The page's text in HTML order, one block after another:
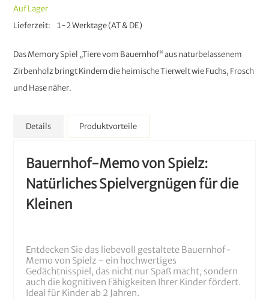
Das Memory Spiel „Tiere vom Bauernhof“ aus naturbelassenem
Zirbenholz bringt Kindern die heimische Tierwelt wie Fuchs, Frosch
und Hase näher.
Auf Lager
Lieferzeit
1-2 Werktage (AT & DE)
Details
Bauernhof-Memo von Spielz:
Natürliches Spielvergnügen für die
Kleinen
Entdecken Sie das liebevoll gestaltete Bauernhof-
Memo von Spielz - ein hochwertiges
Gedächtnisspiel, das nicht nur Spaß macht, sondern
auch die kognitiven Fähigkeiten Ihrer Kinder fördert.
Ideal für Kinder ab 2 Jahren.
Produktvorteile